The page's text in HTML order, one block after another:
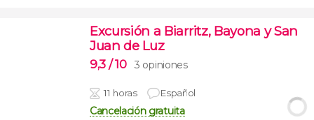
Excursión a Biarritz, Bayona y San
Juan de Luz
9,3 / 10 3 opiniones
11 horas Español
Cancelación gratuita